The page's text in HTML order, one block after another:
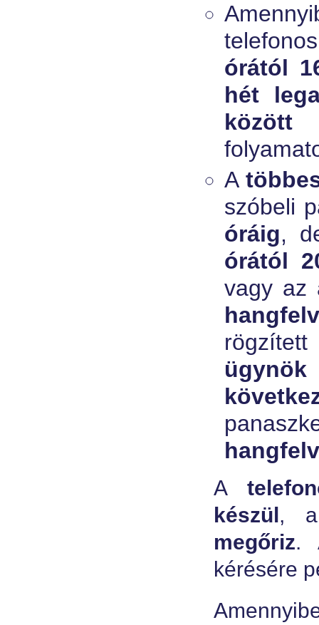
órától
hét
között
A
szóbeli
óráig,
órától
vagy az
A
készül,
megőriz.
kérésére